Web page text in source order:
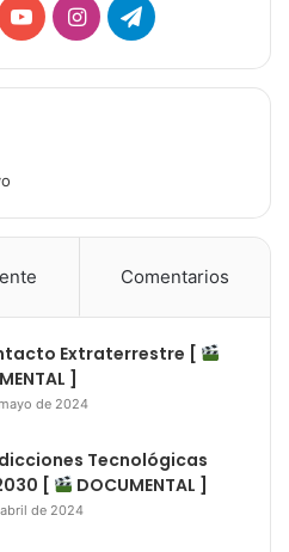
YouTubeInstagramTelegram
Comentarios
Extraterrestre [
]
de 2024
Tecnológicas
[
DOCUMENTAL ]
de 2024